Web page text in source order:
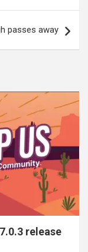
passes away
release